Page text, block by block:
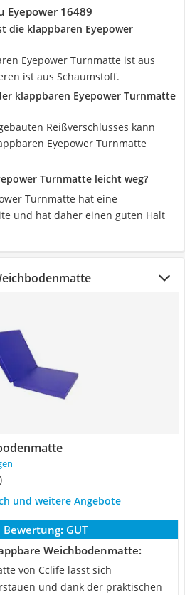
Eyepower 16489
die klappbaren Eyepower
Eyepower Turnmatte ist aus
ist aus Schaumstoff.
klappbaren Eyepower Turnmatte
Reißverschlusses kann
Eyepower Turnmatte
Turnmatte leicht weg?
Turnmatte hat eine
und hat daher einen guten Halt
)
und weitere Angebote
Bewertung: GUT
Weichbodenmatte:
von Cclife lässt sich
und dank der praktischen